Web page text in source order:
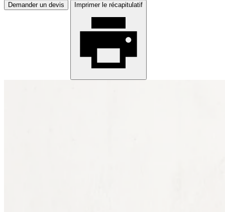
Demander un devis Imprimer le récapitulatif